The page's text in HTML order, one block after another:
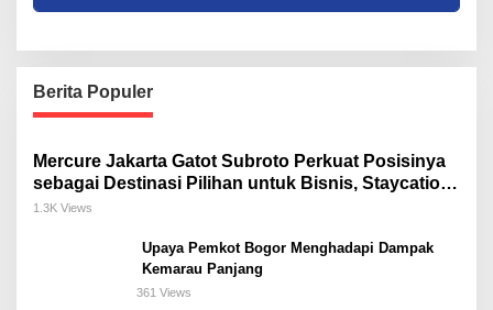
Berita Populer
Mercure Jakarta Gatot Subroto Perkuat Posisinya
sebagai Destinasi Pilihan untuk Bisnis, Staycation,
Meeting, dan Kuliner di Jakarta Selatan
1.3K Views
Upaya Pemkot Bogor Menghadapi Dampak
Kemarau Panjang
361 Views